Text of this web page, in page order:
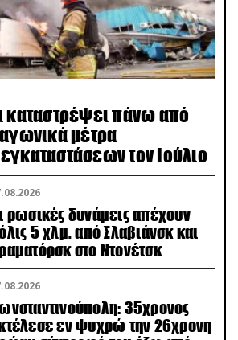
καταστρέψει πάνω από
μέτρα
τον Ιούλιο
ρωσικές δυνάμεις απέχουν
5 χλμ. από Σλαβιάνσκ και
στο Ντονέτσκ
35χρονος
εν ψυχρώ την 26χρονη